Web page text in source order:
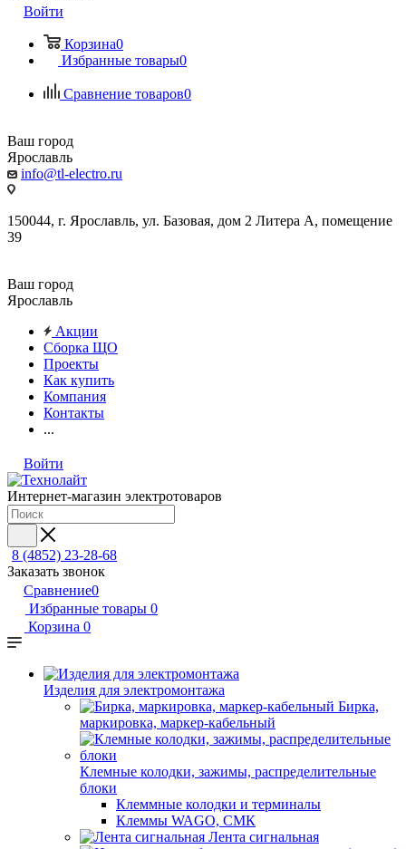
Войти
Корзина0
Избранные товары0
Сравнение товаров0
Ваш город
Ярославль
info@tl-electro.ru
150044, г. Ярославль, ул. Базовая, дом 2 Литера А, помещение
39
Ваш город
Ярославль
Акции
Сборка ЩО
Проекты
Как купить
Компания
Контакты
...
Войти
Интернет-магазин электротоваров
8 (4852) 23-28-68
Заказать звонок
Сравнение0
Избранные товары 0
Корзина 0
Изделия для электромонтажа
Бирка,
маркировка, маркер-кабельный
Клемные колодки, зажимы, распределительные
блоки
Клеммные колодки и терминалы
Клеммы WAGO, СМК
Лента сигнальная